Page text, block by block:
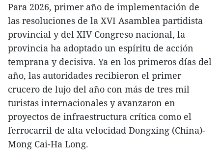
Para 2026, primer año de implementación de
las resoluciones de la XVI Asamblea partidista
provincial y del XIV Congreso nacional, la
provincia ha adoptado un espíritu de acción
temprana y decisiva. Ya en los primeros días del
año, las autoridades recibieron el primer
crucero de lujo del año con más de tres mil
turistas internacionales y avanzaron en
proyectos de infraestructura crítica como el
ferrocarril de alta velocidad Dongxing (China)-
Mong Cai-Ha Long.